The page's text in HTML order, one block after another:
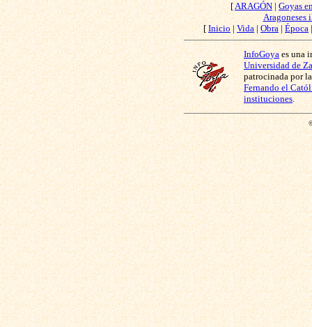
[ ARAGÓN |Goyas
Aragoneses
[ Inicio |Vida | Obra| Época
InfoGoya es una
Universidad de
patrocinada por
Fernando el
instituciones